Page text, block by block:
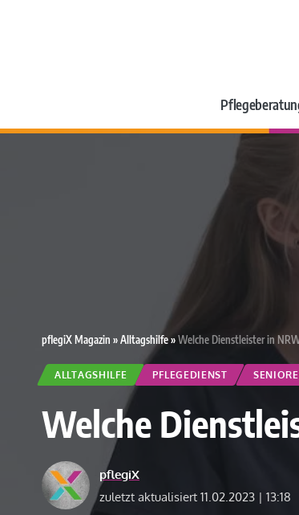
pflegiX Magazin »Alltagshilfe»Welche Dienstleister in
ALLTAGSHILFE PFLEGEDIENST
Welche
zuletzt aktualisiert 11.02.2023 | 13:18
pflegiX